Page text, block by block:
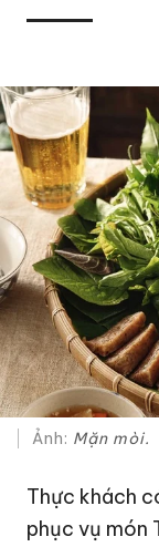
Ảnh: Mặn mòi.
Thực khách
phục vụ món